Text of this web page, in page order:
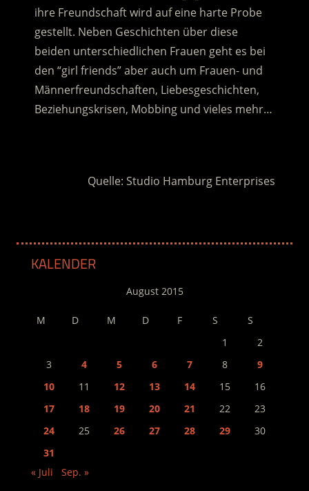
ihre Freundschaft wird auf eine harte Probe
gestellt. Neben Geschichten über diese
beiden unterschiedlichen Frauen geht es bei
den “girl friends” aber auch um Frauen- und
Männerfreundschaften, Liebesgeschichten,
Beziehungskrisen, Mobbing und vieles mehr…
Quelle: Studio Hamburg Enterprises
KALENDER
August 2015
M D M D F S
S
1
2
3
4 5 6 7 8
9
10
11 12 13 14 15
16
17
18 19 20 21 22
23
24
25 26 27 28 29
30
31
« Juli
Sep. »